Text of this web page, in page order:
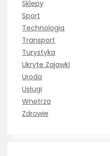
Sklepy
Sport
Technologia
Transport
Turystyka
Ukryte Zajawki
Uroda
Usługi
Wnętrza
Zdrowie